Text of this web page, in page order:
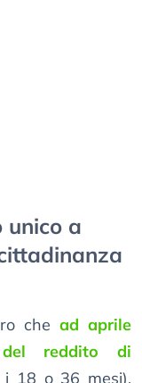
unico a
che ad aprile
del reddito di
i 18 o 36 mesi).